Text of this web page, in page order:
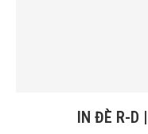
IN ĐÈ R-D